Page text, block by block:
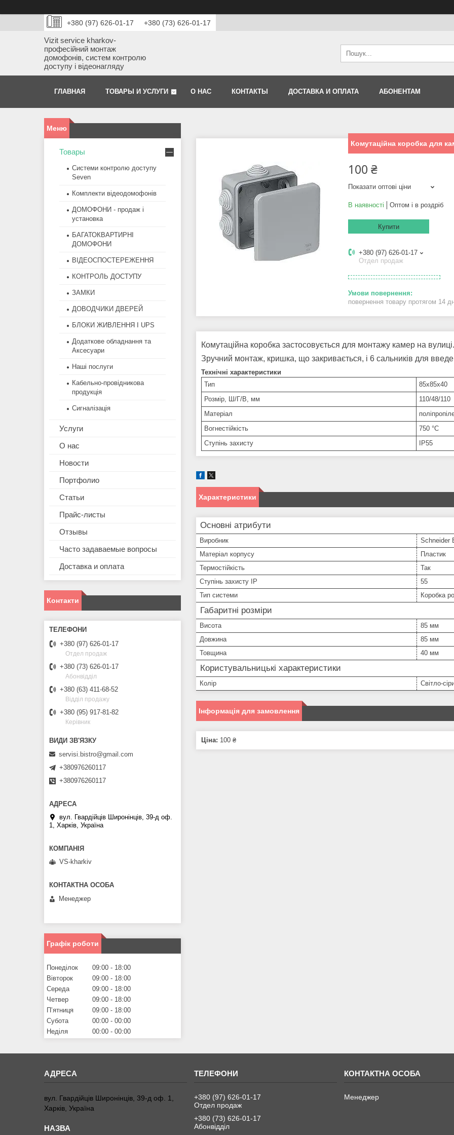
+380 (97) 626-01-17 +380 (73) 626-01-17
Vizit service kharkov-
професійний монтаж
домофонів, систем контролю
доступу і відеонагляду
ГЛАВНАЯ ТОВАРЫ И УСЛУГИ О НАС КОНТАКТЫ ДОСТАВКА И ОПЛАТА АБОНЕНТАМ
Комутаційна коробка для
100 ₴
Показати оптові ціни
В наявності Оптом і в роздріб
Купити
+380 (97) 626-01-17
Отдел продаж
повернення товару протягом 14
Комутаційна коробка застосовується для монтажу камер на
Зручний монтаж, кришка, що закривається, і 6 сальників для
Технічні характеристики
Тип
85х85х40
Розмір, Ш/Г/В, мм
110/48/110
Матеріал
Вогнестійкість
750 °С
Ступінь захисту
IP55
Характеристики
Основні атрибути
Виробник
Schneider
Матеріал корпусу
Пластик
Термостійкість
Так
Ступінь захисту IP
55
Тип системи
Коробка
Габаритні розміри
Висота
85 мм
Довжина
85 мм
Товщина
40 мм
Користувальницькі характеристики
Колір Світло-
Інформація для замовлення
Ціна: 100 ₴
Товары
Системи контролю доступу
Seven
Комплекти відеодомофонів
ДОМОФОНИ - продаж і
установка
БАГАТОКВАРТИРНІ
ДОМОФОНИ
ВІДЕОСПОСТЕРЕЖЕННЯ
КОНТРОЛЬ ДОСТУПУ
ЗАМКИ
ДОВОДЧИКИ ДВЕРЕЙ
БЛОКИ ЖИВЛЕННЯ І UPS
Додаткове обладнання та
Аксесуари
Наші послуги
Кабельно-провідникова
продукція
Сигналізація
Услуги
О нас
Новости
Портфолио
Статьи
Прайс-листы
Отзывы
Часто задаваемые вопросы
Доставка и оплата
Контакти
+380 (97) 626-01-17
Отдел продаж
+380 (73) 626-01-17
Абонвідділ
+380 (63) 411-68-52
Відділ продажу
+380 (95) 917-81-82
Керівник
servisi.bistro@gmail.com
+380976260117
+380976260117
вул. Гвардійців Широнінців, 39-д оф.
1, Харків, Україна
VS-kharkiv
Менеджер
Графік роботи
Понеділок 09:00
18:00
Вівторок
09:00
18:00
Середа
09:00
18:00
Четвер
09:00
18:00
Пʼятниця
09:00
18:00
Субота
00:00
00:00
Неділя
00:00 00:00
вул. Гвардійців Широнінців, 39-д оф. 1,
Харків, Україна
+380 (97) 626-01-17
Отдел продаж
+380 (73) 626-01-17
Абонвідділ
Менеджер